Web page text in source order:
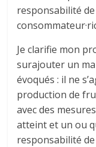
responsabilité
Je clarifie mon
surajouter un
évoqués : il ne
production de
avec des
atteint et un ou
responsabilité de